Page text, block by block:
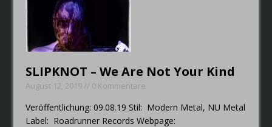
SLIPKNOT – We Are Not Your Kind
August 12, 2019 // 0 Kommentare
Veröffentlichung: 09.08.19 Stil: Modern Metal, NU Metal
Label: Roadrunner Records Webpage: